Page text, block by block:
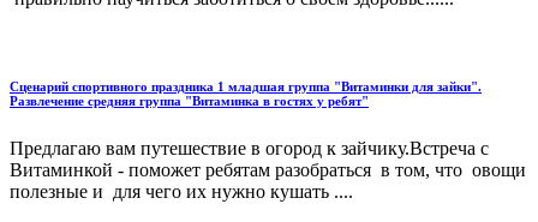
Сценарий спортивного праздника 1 младшая группа "Витаминки для зайки".
Развлечение средняя группа "Витаминка в гостях у ребят"
Предлагаю вам путешествие в огород к зайчику.Встреча с
Витаминкой - поможет ребятам разобраться в том, что овощи
полезные и для чего их нужно кушать ....